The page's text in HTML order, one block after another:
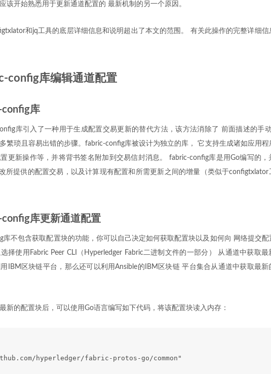
该开始熟悉用于更新通道配置的 最新机制的另一个原因。
和jq工具的底层详细信息和说明超出了本文的范围。 有关此操作的完整详细信
config库编辑通道配置
库
库引入了一种用于生成配置交易更新的替代方法，该方法消除了 前面描述的手
繁琐且容易出错的步骤。fabric-config库被设计为独立的库， 它支持生成诸如应用程
更新操作等，并将背书签名附加到交易信封消息。 fabric-config库是用Go编写的，
所提供的配置交易，以及计算现有配置和所需更新之间的增量（类似于configtxlator
库更新通道配置
库不包含获取配置块的功能，你可以自己决定如何获取配置块以及如何向 网络提交配
择使用Fabric Peer CLI（Hyperledger Fabric二进制文件的一部分） 从通道中获取最
IBM区块链平台，那么还可以利用Ansible的IBM区块链 平台集合从通道中获取最新
新的配置块后，可以使用Go语言编写如下代码，将该配置块读入内存：
hyperledger/fabric-protos-go/common"